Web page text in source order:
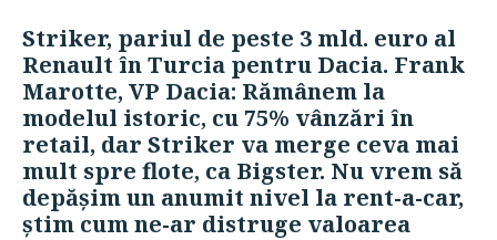
Striker, pariul de peste 3 mld. euro al
Renault în Turcia pentru Dacia. Frank
Marotte, VP Dacia: Rămânem la
modelul istoric, cu 75% vânzări în
retail, dar Striker va merge ceva mai
mult spre flote, ca Bigster. Nu vrem să
depăşim un anumit nivel la rent-a-car,
ştim cum ne-ar distruge valoarea